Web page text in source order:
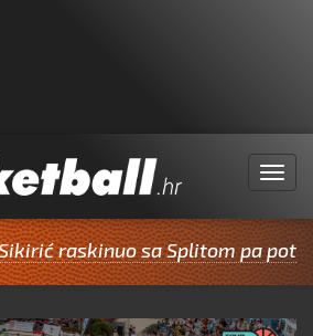
Menu
sa Splitom pa potpisao za